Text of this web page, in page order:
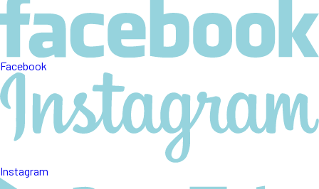
Facebook
Instagram